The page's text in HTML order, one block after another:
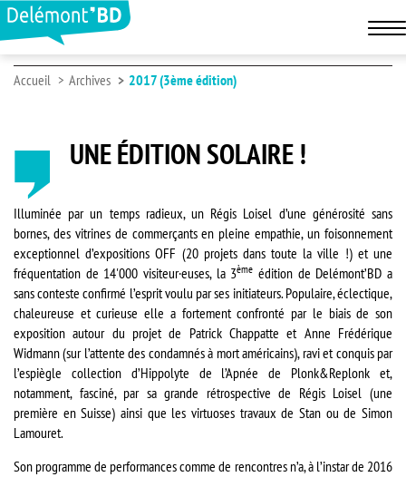
Accueil Archives 2017 (3ème édition)
UNE ÉDITION SOLAIRE !
Illuminée par un temps radieux, un Régis Loisel d’une générosité sans
bornes, des vitrines de commerçants en pleine empathie, un foisonnement
exceptionnel d’expositions OFF (20 projets dans toute la ville !) et une
fréquentation de 14'000 visiteur·euses, la 3ème édition de Delémont’BD a
sans conteste confirmé l’esprit voulu par ses initiateurs. Populaire, éclectique,
chaleureuse et curieuse elle a fortement confronté par le biais de son
exposition autour du projet de Patrick Chappatte et Anne Frédérique
Widmann (sur l’attente des condamnés à mort américains), ravi et conquis par
l’espiègle collection d’Hippolyte de l’Apnée de Plonk&Replonk et,
notamment, fasciné, par sa grande rétrospective de Régis Loisel (une
première en Suisse) ainsi que les virtuoses travaux de Stan ou de Simon
Lamouret.
Son programme de performances comme de rencontres n’a, à l’instar de 2016